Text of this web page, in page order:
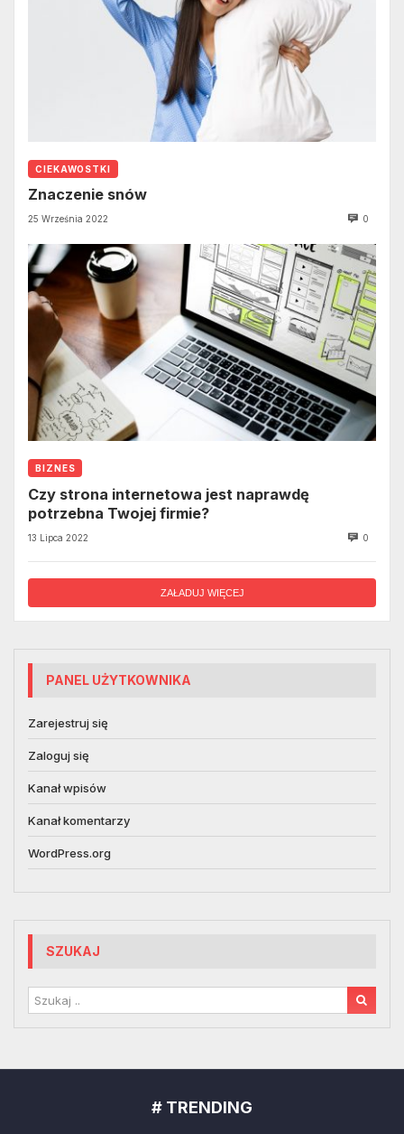
CIEKAWOSTKI
Znaczenie snów
25 Września 2022 0
BIZNES
Czy strona internetowa jest naprawdę
potrzebna Twojej firmie?
13 Lipca 2022 0
ZAŁADUJ WIĘCEJ
PANEL UŻYTKOWNIKA
Zarejestruj się
Zaloguj się
Kanał wpisów
Kanał komentarzy
WordPress.org
SZUKAJ
# TRENDING